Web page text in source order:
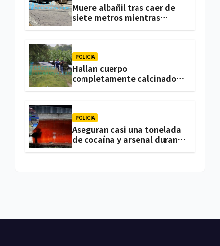
Muere albañil tras caer de
siete metros mientras
POLICIA
Hallan cuerpo
completamente calcinado
POLICIA
Aseguran casi una tonelada
de cocaína y arsenal durante